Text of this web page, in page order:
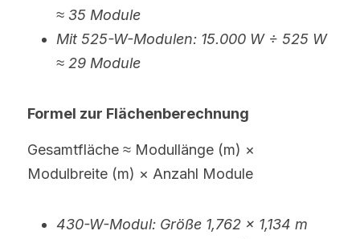
≈ 35 Module
Mit 525-W-Modulen: 15.000 W ÷ 525 W
≈ 29 Module
Formel zur Flächenberechnung
Gesamtfläche ≈ Modullänge (m) ×
Modulbreite (m) × Anzahl Module
430-W-Modul: Größe 1,762 × 1,134 m